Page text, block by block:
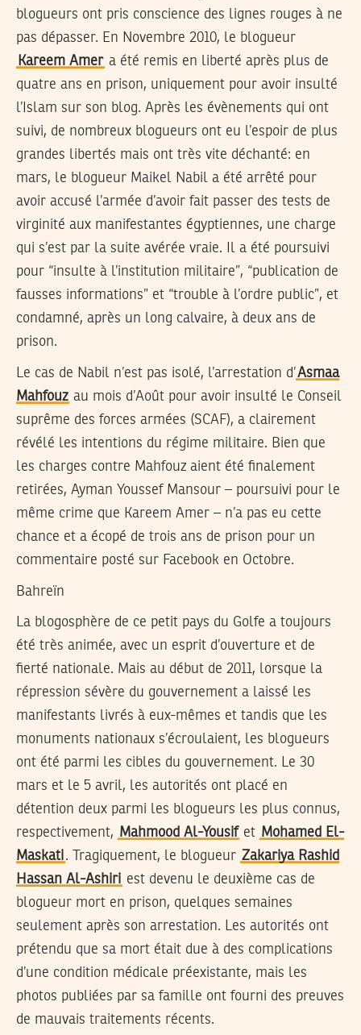
blogueurs ont pris conscience des lignes rouges à ne
pas dépasser. En Novembre 2010, le blogueur
Kareem Amer a été remis en liberté après plus de
quatre ans en prison, uniquement pour avoir insulté
l’Islam sur son blog. Après les évènements qui ont
suivi, de nombreux blogueurs ont eu l’espoir de plus
grandes libertés mais ont très vite déchanté: en
mars, le blogueur Maikel Nabil a été arrêté pour
avoir accusé l’armée d’avoir fait passer des tests de
virginité aux manifestantes égyptiennes, une charge
qui s’est par la suite avérée vraie. Il a été poursuivi
pour “insulte à l’institution militaire”, “publication de
fausses informations” et “trouble à l’ordre public”, et
condamné, après un long calvaire, à deux ans de
prison.
Le cas de Nabil n’est pas isolé, l’arrestation d’Asmaa
Mahfouz au mois d’Août pour avoir insulté le Conseil
suprême des forces armées (SCAF), a clairement
révélé les intentions du régime militaire. Bien que
les charges contre Mahfouz aient été finalement
retirées, Ayman Youssef Mansour – poursuivi pour le
même crime que Kareem Amer – n’a pas eu cette
chance et a écopé de trois ans de prison pour un
commentaire posté sur Facebook en Octobre.
Bahreïn
La blogosphère de ce petit pays du Golfe a toujours
été très animée, avec un esprit d’ouverture et de
fierté nationale. Mais au début de 2011, lorsque la
répression sévère du gouvernement a laissé les
manifestants livrés à eux-mêmes et tandis que les
monuments nationaux s’écroulaient, les blogueurs
ont été parmi les cibles du gouvernement. Le 30
mars et le 5 avril, les autorités ont placé en
détention deux parmi les blogueurs les plus connus,
respectivement, Mahmood Al-Yousif et Mohamed El-
Maskati. Tragiquement, le blogueur Zakariya Rashid
Hassan Al-Ashiri est devenu le deuxième cas de
blogueur mort en prison, quelques semaines
seulement après son arrestation. Les autorités ont
prétendu que sa mort était due à des complications
d’une condition médicale préexistante, mais les
photos publiées par sa famille ont fourni des preuves
de mauvais traitements récents.